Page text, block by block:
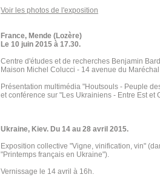
Voir les photos de l'exposition
France, Mende (Lozère)
Le 10 juin 2015 à 17.30.
Centre d'études et de recherches Benjamin
Maison Michel Colucci - 14 avenue du
Présentation multimédia "Houtsouls - Peuple
et conférence sur "Les Ukrainiens - Entre Est et
Ukraine, Kiev. Du 14 au 28 avril 2015.
Exposition collective "Vigne, vinification, vin"
"Printemps français en Ukraine").
Vernissage le 14 avril à 16h.